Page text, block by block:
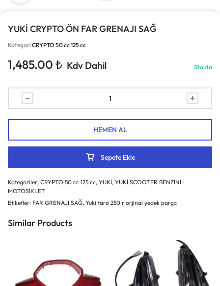
YUKİ CRYPTO ÖN FAR GRENAJI SAĞ
Kategori CRYPTO 50 cc 125 cc
1,485.00 ₺ Kdv Dahil Stokta
Sepete Ekle
HEMEN AL
Kategoriler: CRYPTO 50 cc 125 cc, YUKİ, YUKİ SCOOTER BENZİNLİ
MOTOSİKLET
Etiketler: FAR GRENAJI SAĞ, Yuki taro 250 r orjinal yedek parça
Similar Products